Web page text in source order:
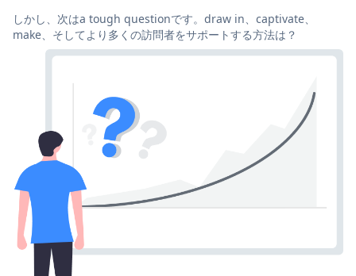
しかし、次はa tough questionです。draw in、captivate、
make、そしてより多くの訪問者をサポートする方法は？